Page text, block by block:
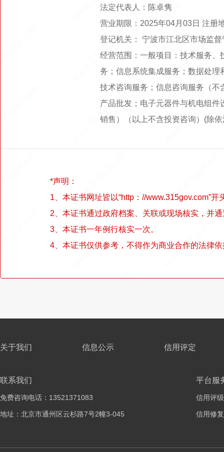
法定代表人：陈卓隽
营业期限：2025年04月03日 注册
登记机关： 宁波市江北区市场监督
经营范围：一般项目：技术服务
务；信息系统集成服务；数据处
技术咨询服务；信息咨询服务（
产品批发；电子元器件与机电组
销售）（以上不含投资咨询）(除
*声明：
1、本证书网址皆以“http：//www.315gov.com”开
2、本证书通过政府档案、关联或现场核实，并
3、本证书一年例行核实一次。
4、本证书仅供参考，不得作为商业合作的法律
关于我们 信息公示 信用评定
联系我们
免费咨询电话：13521371083
地址：北京市通州区云杉路7号2幢3-045
平台服
信用评级
信用修复